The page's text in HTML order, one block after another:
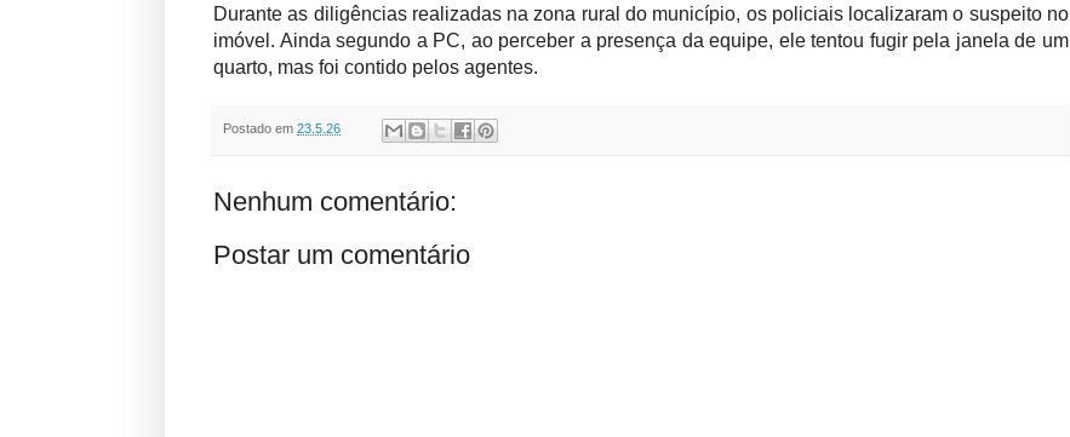
Durante as diligências realizadas na zona rural do município, os policiais localizaram o suspeito no
imóvel. Ainda segundo a PC, ao perceber a presença da equipe, ele tentou fugir pela janela de um
quarto, mas foi contido pelos agentes.
Postado em 23.5.26
Nenhum comentário:
Postar um comentário